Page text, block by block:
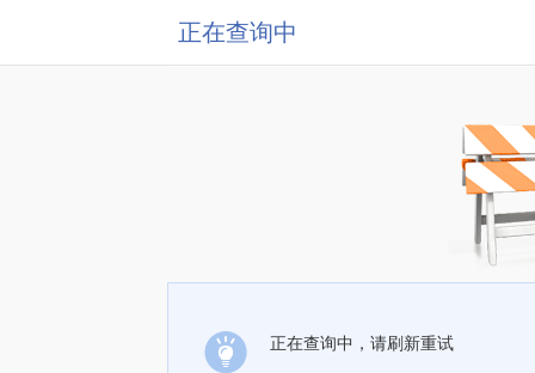
正在查询中
正在查询中，请刷新重试